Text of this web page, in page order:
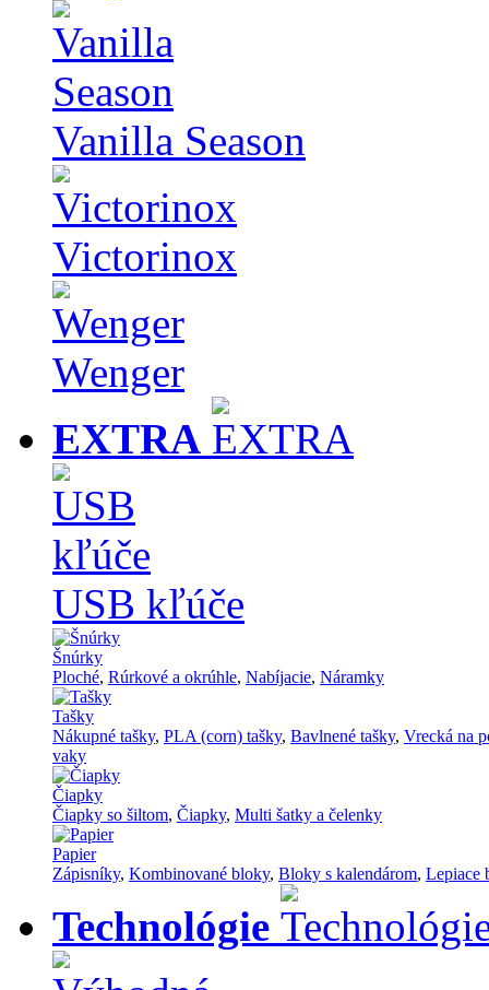
Vanilla Season
Victorinox
Wenger
EXTRA
USB kľúče
Šnúrky
Ploché, Rúrkové a okrúhle, Nabíjacie, Náramky
Tašky
Nákupné tašky, PLA (corn) tašky, Bavlnené tašky, Vrecká na
vaky
Čiapky
Čiapky so šiltom, Čiapky, Multi šatky a čelenky
Papier
Zápisníky, Kombinované bloky, Bloky s kalendárom, Lepiace
Technológie